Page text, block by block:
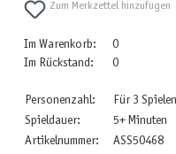
Zum Merkzettel hinzufügen
Im Warenkorb:
0
Im Rückstand:
0
Personenzahl:
Für 3
Spieldauer:
5+ Minuten
Artikelnummer:
ASS50468